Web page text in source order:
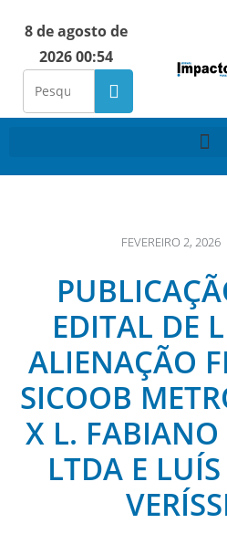
8 de agosto de
2026 00:54
FEVEREIRO 2, 2026
EDITAL DE
ALIENAÇÃO
SICOOB
X L. FABIANO
LTDA E